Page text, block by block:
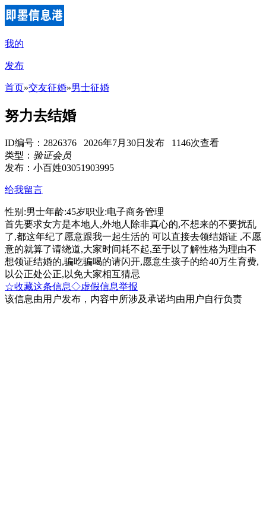
我的
发布
首页»交友征婚»男士征婚
努力去结婚
ID编号：2826376 2026年7月30日发布 1146次查看
类型： 验证会员
发布：小百姓03051903995
给我留言
性别:男士年龄:45岁职业:电子商务管理
首先要求女方是本地人,外地人除非真心的,不想来的不要扰乱
了,都这年纪了愿意跟我一起生活的 可以直接去领结婚证 ,不愿
意的就算了请绕道,大家时间耗不起,至于以了解性格为理由不
想领证结婚的,骗吃骗喝的请闪开,愿意生孩子的给40万生育费,
以公正处公正,以免大家相互猜忌
☆收藏这条信息◇虚假信息举报
该信息由用户发布，内容中所涉及承诺均由用户自行负责